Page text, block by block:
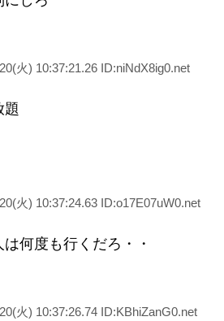
火) 10:37:21.26 ID:niNdX8ig0.net
題
火) 10:37:24.63 ID:o17E07uW0.net
何度も行くだろ・・
火) 10:37:26.74 ID:KBhiZanG0.net